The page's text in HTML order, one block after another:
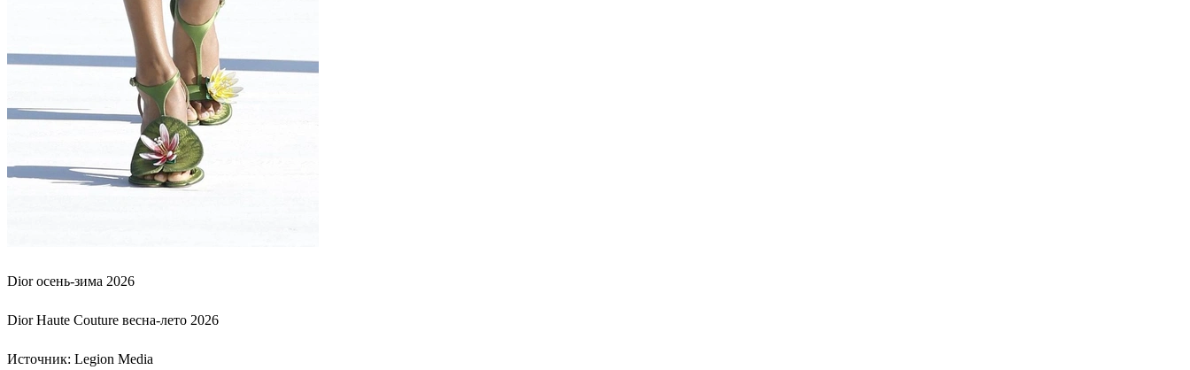
Dior осень-зима 2026
Dior Haute Couture весна-лето 2026
Источник: Legion Media